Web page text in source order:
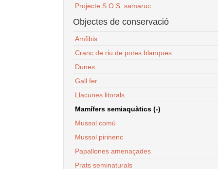
Projecte S.O.S. samaruc
Objectes de conservació
Amfibis
Cranc de riu de potes blanques
Dunes
Gall fer
Llacunes litorals
Mamífers semiaquàtics (-)
Mussol comú
Mussol pirinenc
Papallones amenaçades
Prats seminaturals